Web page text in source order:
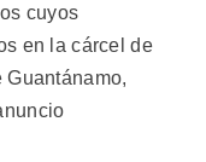
cuyos
en la cárcel de
Guantánamo,